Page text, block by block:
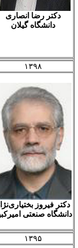
رضا انصاری
گیلان
بختیاری‌نژاد
صنعتی امیرکبیر